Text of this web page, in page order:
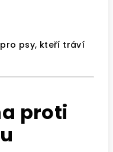
psy, kteří tráví
proti